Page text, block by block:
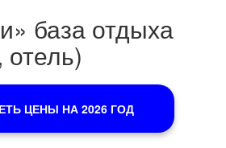
база отдыха
ЦЕНЫ НА 2026 ГОД